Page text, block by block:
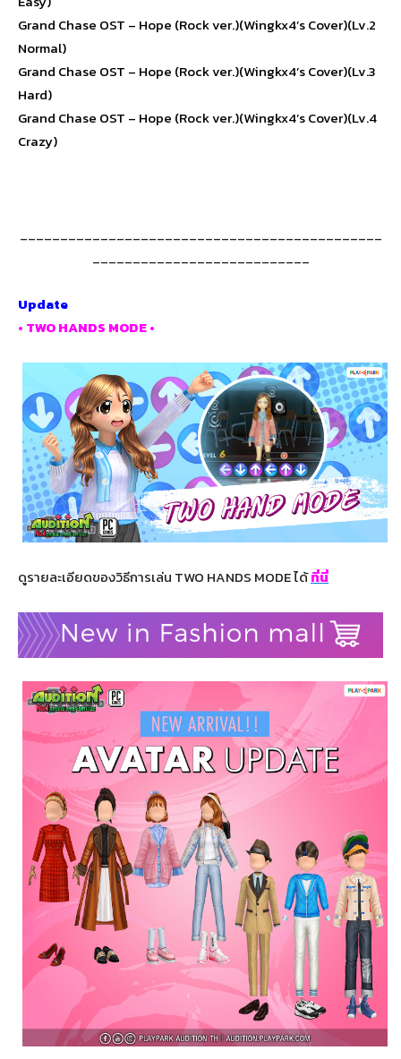
Grand Chase OST – Hope (Rock ver.)(Wingkx4’s Cover)(Lv.2
Normal)
Grand Chase OST – Hope (Rock ver.)(Wingkx4’s Cover)(Lv.3
Hard)
Grand Chase OST – Hope (Rock ver.)(Wingkx4’s Cover)(Lv.4
Crazy)
_____________________________________________
___________________________
Update
• TWO HANDS MODE •
ดูรายละเอียดของวิธีการเล่น TWO HANDS MODE ได้ที่นี่